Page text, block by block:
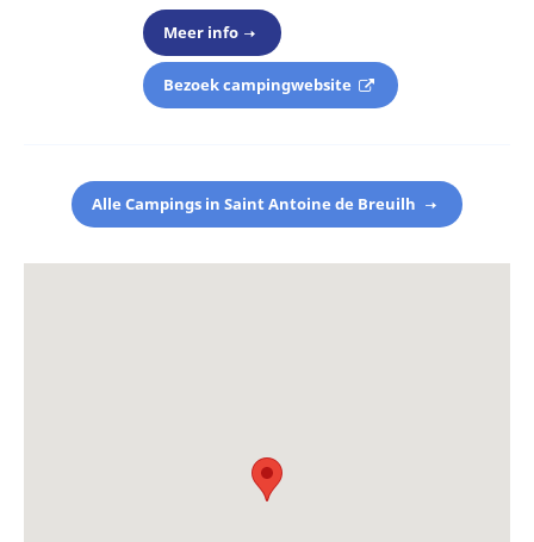
Meer info
Bezoek campingwebsite
Alle Campings in Saint Antoine de Breuilh